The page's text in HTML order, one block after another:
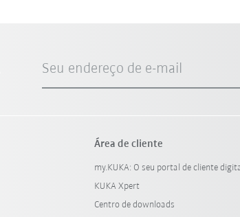
Seu endereço de e-mail
Área de cliente
my.KUKA: O seu portal de cliente
KUKA Xpert
Centro de downloads